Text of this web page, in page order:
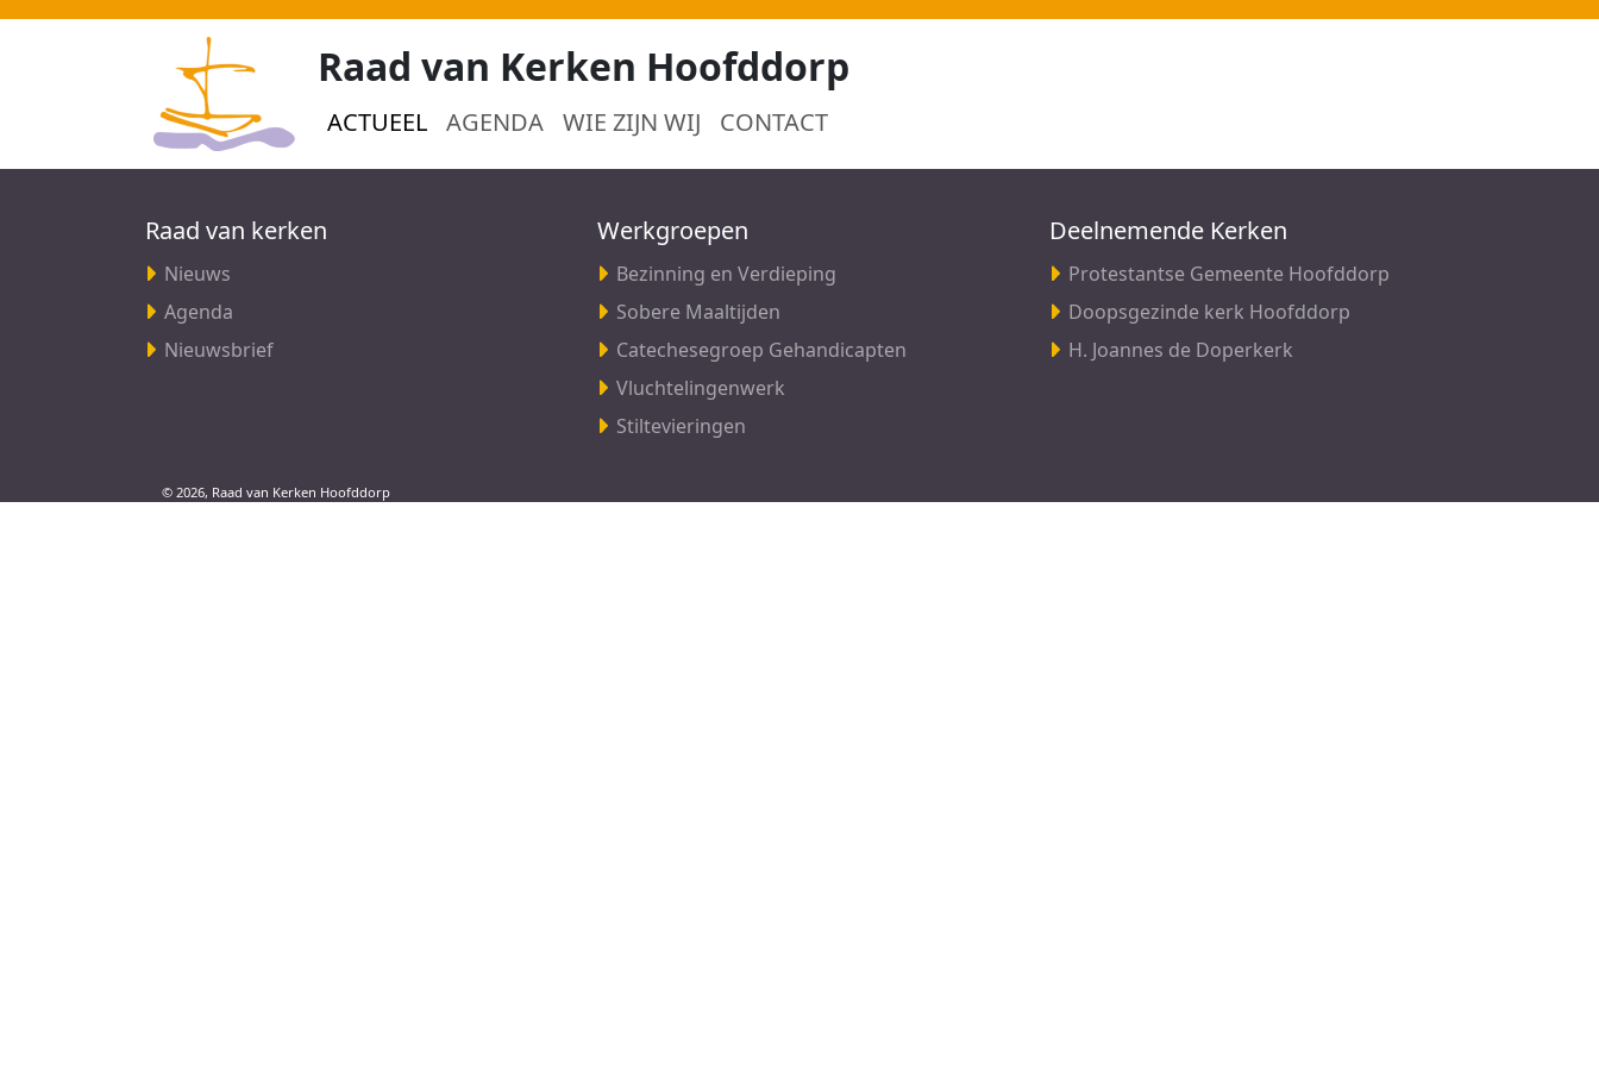
Raad van Kerken Hoofddorp
ACTUEEL AGENDA WIE ZIJN WIJ CONTACT
Raad van kerken
Nieuws
Agenda
Nieuwsbrief
Werkgroepen
Bezinning en Verdieping
Sobere Maaltijden
Catechesegroep Gehandicapten
Vluchtelingenwerk
Stiltevieringen
Deelnemende Kerken
Protestantse Gemeente Hoofddorp
Doopsgezinde kerk Hoofddorp
H. Joannes de Doperkerk
© 2026, Raad van Kerken Hoofddorp